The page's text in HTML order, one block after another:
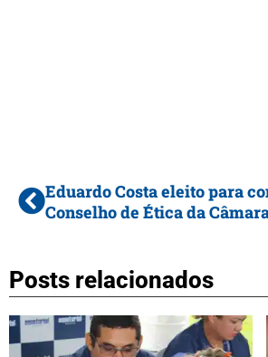
Eduardo Costa eleito para
Conselho de Ética da
Posts relacionados